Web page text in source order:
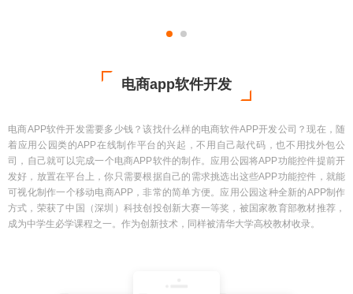
电商app软件开发
电商APP软件开发需要多少钱？该找什么样的电商软件APP开发公司？现在，随
着应用公园类的APP在线制作平台的兴起，不用自己敲代码，也不用找外包公
司，自己就可以完成一个电商APP软件的制作。应用公园将APP功能控件提前开
发好，放置在平台上，你只需要根据自己的需求挑选出这些APP功能控件，就能
可视化制作一个移动电商APP，非常的简单方便。应用公园这种全新的APP制作
方式，荣获了中国（深圳）科技创投创新大赛一等奖，被国家教育部教材推荐，
成为中学生必学课程之一。作为创新技术，同样被清华大学高校教材收录。